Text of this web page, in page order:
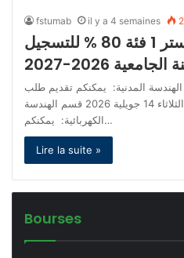
fstumab il y a 4 semaines
نتائج توجيه الماستر 1 فئة 80 % للتسجيل
2026-2027
المدنية: يمكنكم تقديم طلب
الطعن عبر الرابط إلى غاية يوم الثلاثاء 14 جويلية 2026 قسم الهندسة
الكهربائية: يمكنكم…
Lire la suite »
Bourses